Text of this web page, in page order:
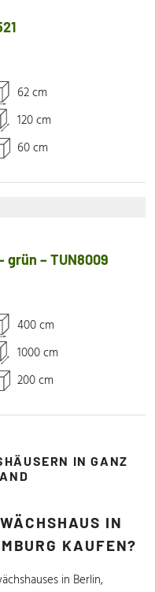
62 cm
120 cm
60 cm
grün – TUN8009
400 cm
1000 cm
200 cm
IN GANZ
IN
KAUFEN?
in Berlin,